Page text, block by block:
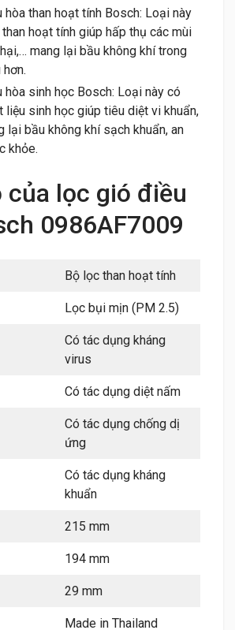
hòa than hoạt tính Bosch: Loại này
hoạt tính giúp hấp thụ các mùi
mang lại bầu không khí trong
hơn.
hòa sinh học Bosch: Loại này có
liệu sinh học giúp tiêu diệt vi khuẩn,
lại bầu không khí sạch khuẩn, an
khỏe.
của lọc gió điều
0986AF7009
Bộ lọc than hoạt tính
Lọc bụi mịn (PM 2.5)
Có tác dụng kháng
virus
Có tác dụng diệt nấm
Có tác dụng chống dị
ứng
Có tác dụng kháng
khuẩn
215 mm
194 mm
29 mm
Made in Thailand